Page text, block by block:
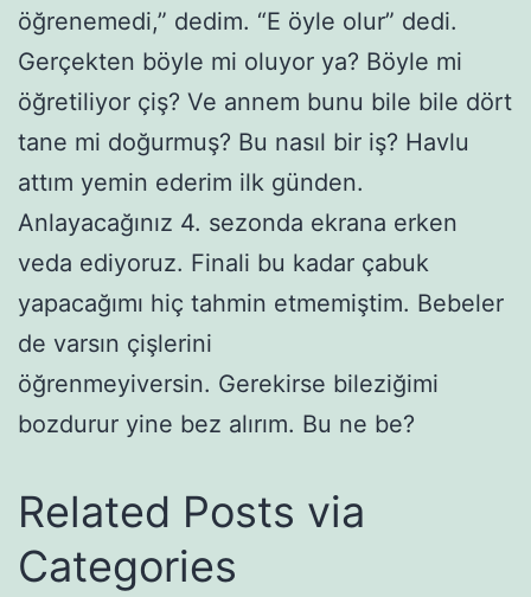
öğrenemedi,” dedim. “E öyle olur” dedi.
Gerçekten böyle mi oluyor ya? Böyle mi
öğretiliyor çiş? Ve annem bunu bile bile dört
tane mi doğurmuş? Bu nasıl bir iş? Havlu
attım yemin ederim ilk günden.
Anlayacağınız 4. sezonda ekrana erken
veda ediyoruz. Finali bu kadar çabuk
yapacağımı hiç tahmin etmemiştim. Bebeler
de varsın çişlerini
öğrenmeyiversin. Gerekirse bileziğimi
bozdurur yine bez alırım. Bu ne be?
Related Posts via
Categories